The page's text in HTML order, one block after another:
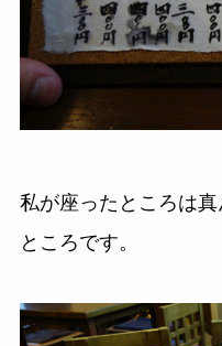
私が座ったところは
ところです。